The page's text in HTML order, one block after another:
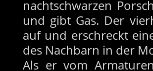
nachtschwarzen
und gibt Gas. Der
auf und erschreckt
des Nachbarn in der
Als er vom